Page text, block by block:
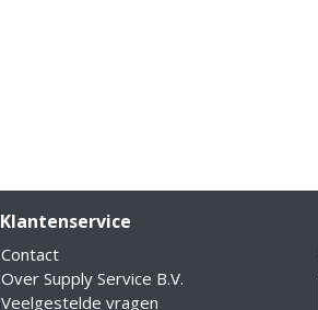
Klantenservice
Contact
Over Supply Service B.V.
Veelgestelde vragen